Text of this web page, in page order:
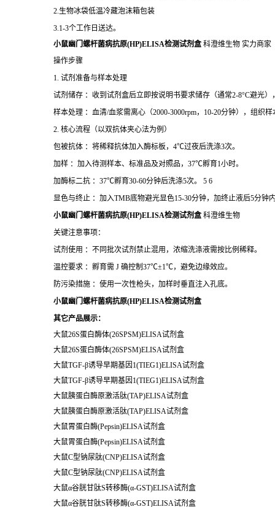
2.生物冰袋低温冷藏泡沫箱包装
3.1-3个工作日送达。
小鼠幽门螺杆菌病抗原(HP)ELISA检测试剂盒 科澄维生物 实力商家
操作步骤
1. 试剂准备与样本处理
试剂储存 ：收到试剂盒后立即按说明书要求储存（通常2-8°C避光
样本处理 ：血清/血浆需离心（2000-3000rpm，10-20分钟），组织
2. 核心流程（以双抗体夹心法为例）
包被抗体 ：将稀释抗体加入酶标板，4℃过夜后洗涤3次。
加样 ：加入待测样本、标准品及对照品，37℃孵育1小时。
加酶标二抗 ：37℃孵育30-60分钟后洗涤5次。 5 6
显色与终止 ：加入TMB底物避光显色15-30分钟，加终止液后5分钟
小鼠幽门螺杆菌病抗原(HP)ELISA检测试剂盒科澄维生物
关键注意事项：
试剂使用 ：不同批次试剂禁止混用，浓缩洗涤液需按比例稀释。
温控要求 ：孵育需 J 确控制37℃±1℃，避免边缘效应。
防污染措施 ：使用一次性枪头，加样时垂直注入孔底。
小鼠幽门螺杆菌病抗原(HP)ELISA检测试剂盒
其它产品展示：
大鼠26S蛋白酶体(26SPSM)ELISA试剂盒
大鼠26S蛋白酶体(26SPSM)ELISA试剂盒
大鼠TGF-β诱导早期基因1(TIEG1)ELISA试剂盒
大鼠TGF-β诱导早期基因1(TIEG1)ELISA试剂盒
大鼠胰蛋白酶原激活肽(TAP)ELISA试剂盒
大鼠胰蛋白酶原激活肽(TAP)ELISA试剂盒
大鼠胃蛋白酶(Pepsin)ELISA试剂盒
大鼠胃蛋白酶(Pepsin)ELISA试剂盒
大鼠C型钠尿肽(CNP)ELISA试剂盒
大鼠C型钠尿肽(CNP)ELISA试剂盒
大鼠α谷胱甘肽S转移酶(α-GST)ELISA试剂盒
大鼠α谷胱甘肽S转移酶(α-GST)ELISA试剂盒